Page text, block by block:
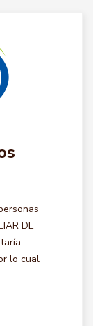
DE
lo cual